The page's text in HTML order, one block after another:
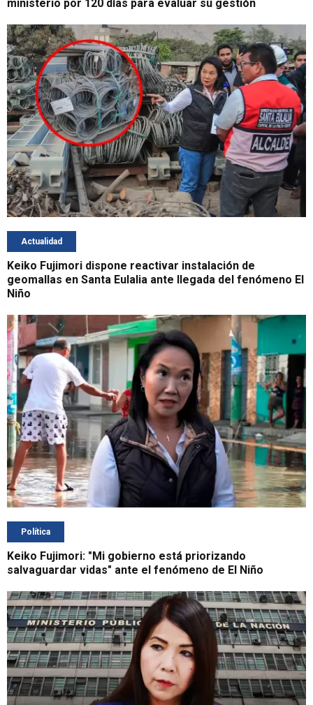
ministerio por 120 días para evaluar su gestión
Actualidad
Keiko Fujimori dispone reactivar instalación de
geomallas en Santa Eulalia ante llegada del fenómeno El
Niño
Política
Keiko Fujimori: "Mi gobierno está priorizando
salvaguardar vidas" ante el fenómeno de El Niño